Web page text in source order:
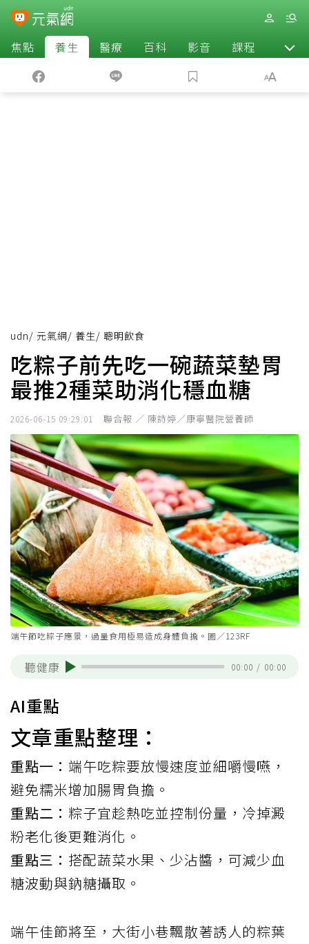
焦點 養生 醫療 百科 影音 課程 退休
udn/ 元氣網/ 養生/ 聰明飲食
吃粽子前先吃一碗蔬菜墊胃
最推2種菜助消化穩血糖
2026-06-15 09:29:01 聯合報 ／ 陳詩婷／康寧醫院營養師
端午節吃粽子應景，過量食用極易造成身體負擔。圖／123RF
聽健康 00:00 / 00:00
AI重點
文章重點整理：
重點一： 端午吃粽要放慢速度並細嚼慢嚥，
避免糯米增加腸胃負擔。
重點二： 粽子宜趁熱吃並控制份量，冷掉澱
粉老化後更難消化。
重點三： 搭配蔬菜水果、少沾醬，可減少血
糖波動與鈉糖攝取。
端午佳節將至，大街小巷飄散著誘人的粽葉